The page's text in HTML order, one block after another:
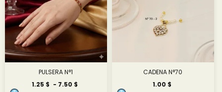
PULSERA N°1
1.25 $ - 7.50 $
CADENA N°70
1.00 $